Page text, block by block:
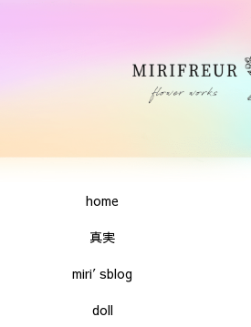
home
真実
miri′sblog
doll